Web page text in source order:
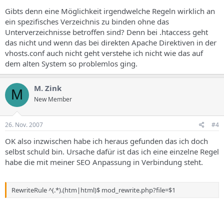
Gibts denn eine Möglichkeit irgendwelche Regeln wirklich an
ein spezifisches Verzeichnis zu binden ohne das
Unterverzeichnisse betroffen sind? Denn bei .htaccess geht
das nicht und wenn das bei direkten Apache Direktiven in der
vhosts.conf auch nicht geht verstehe ich nicht wie das auf
dem alten System so problemlos ging.
M M. Zink
New Member
26. Nov. 2007 #4
OK also inzwischen habe ich heraus gefunden das ich doch
selbst schuld bin. Ursache dafür ist das ich eine einzelne Regel
habe die mit meiner SEO Anpassung in Verbindung steht.
RewriteRule ^(.*).(htm|html)$ mod_rewrite.php?file=$1